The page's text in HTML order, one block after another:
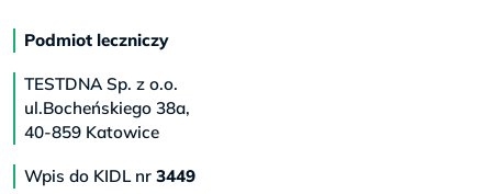
Podmiot leczniczy
TESTDNA Sp. z o.o.
ul.Bocheńskiego 38a,
40-859 Katowice
Wpis do KIDL nr 3449